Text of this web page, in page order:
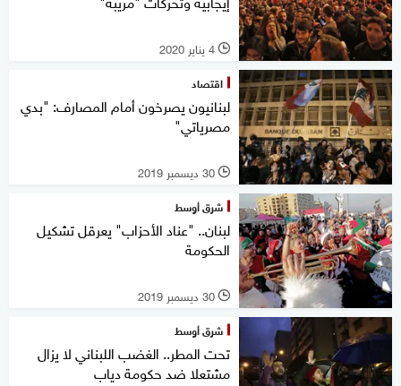
l 4 يناير 2020
اقتصاد
لبنانيون يصرخون أمام المصارف: "بدي
مصرياتي"
l 30 ديسمبر 2019
شرق أوسط
لبنان.. "عناد الأحزاب" يعرقل تشكيل
الحكومة
l 30 ديسمبر 2019
شرق أوسط
تحت المطر.. الغضب اللبناني لا يزال
مشتعلا ضد حكومة دياب